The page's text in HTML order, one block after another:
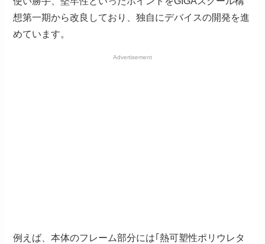
想第一期から改良しており、独自にデバイスの開発を進
めています。
Advertisement
例えば、本体のフレーム部分には｢熱可塑性ポリウレタ